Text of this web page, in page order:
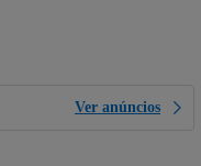
Ver anúncios